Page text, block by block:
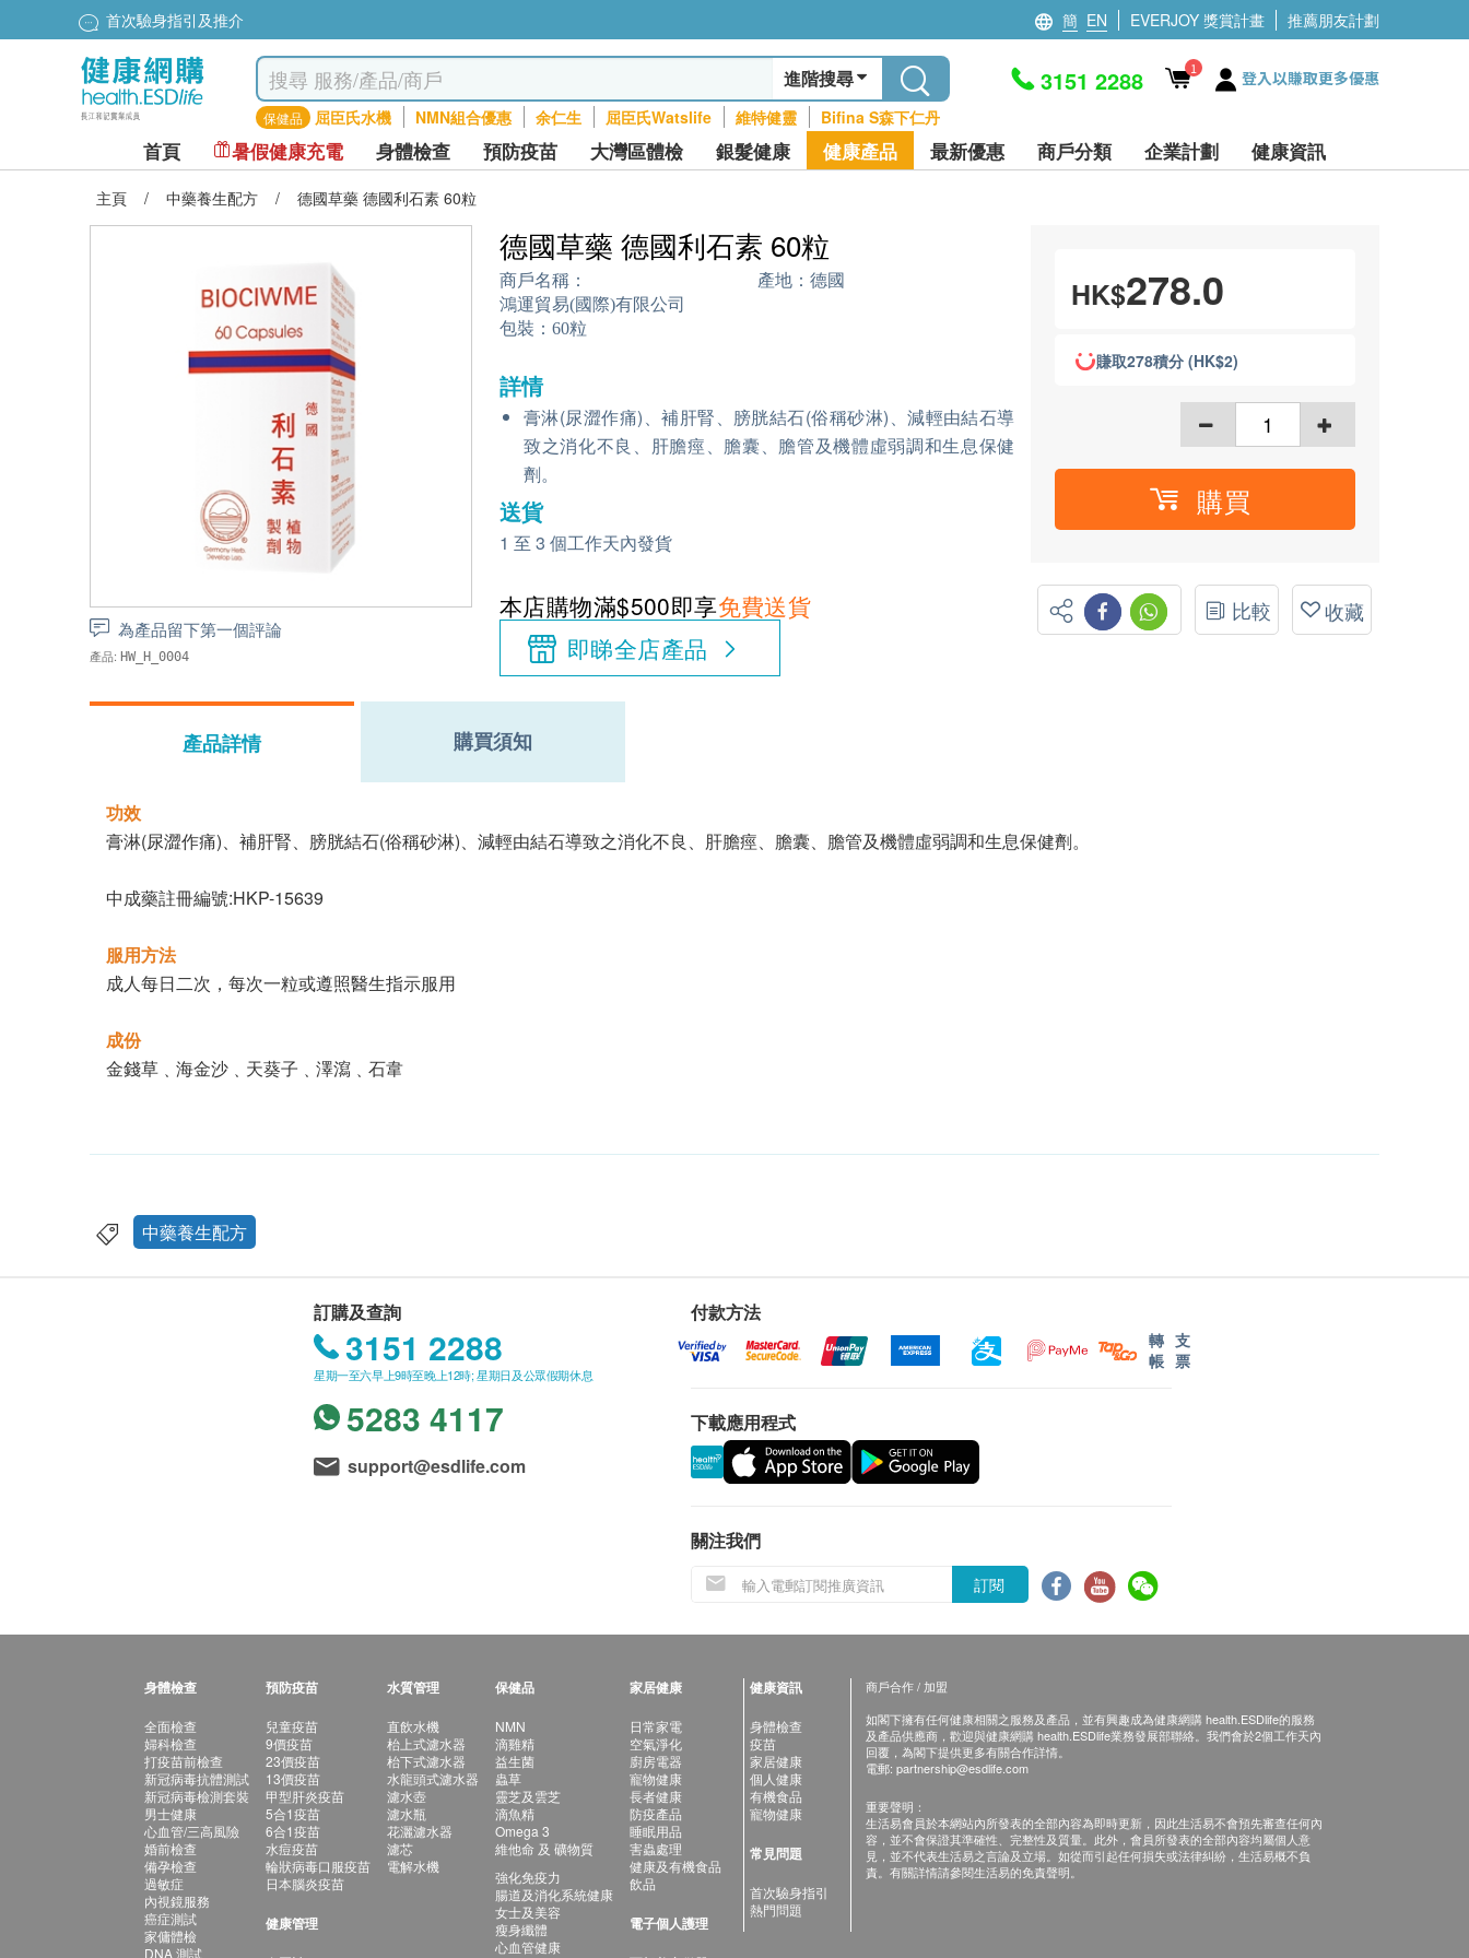
首次驗身指引及推介 簡 EN EVERJOY 獎賞計畫 推薦朋友計劃
進階搜尋
保健品 屈臣氏水機 NMN組合優惠 余仁生 屈臣氏Watslife 維特健靈 Bifina S森下仁丹
3151 2288 1 登入以賺取更多優惠
首頁 暑假健康充電 身體檢查 預防疫苗 大灣區體檢 銀髮健康 健康產品 最新優惠 商戶分類 企業計劃 健康資訊
主頁 / 中藥養生配方 / 德國草藥 德國利石素 60粒
為產品留下第一個評論
產品: HW_H_0004
德國草藥 德國利石素 60粒
商戶名稱：
鴻運貿易(國際)有限公司
產地： 德國
包裝： 60粒
詳情
膏淋(尿澀作痛)、補肝腎、膀胱結石(俗稱砂淋)、減輕由結石導
致之消化不良、肝膽痙、膽囊、膽管及機體虛弱調和生息保健
劑。
送貨
1 至 3 個工作天內發貨
本店購物滿$500即享免費送貨
即睇全店產品
HK$278.0
賺取278積分 (HK$2)
購買
比較 收藏
產品詳情 購買須知
功效
膏淋(尿澀作痛)、補肝腎、膀胱結石(俗稱砂淋)、減輕由結石導致之消化不良、肝膽痙、膽囊、膽管及機體虛弱調和生息保健劑。
中成藥註冊編號:HKP-15639
服用方法
成人每日二次，每次一粒或遵照醫生指示服用
成份
金錢草﹑海金沙﹑天葵子﹑澤瀉﹑石韋
中藥養生配方
訂購及查詢
3151 2288
星期一至六早上9時至晚上12時; 星期日及公眾假期休息
5283 4117
support@esdlife.com
付款方法
轉
帳
支
票
下載應用程式
關注我們
訂閱
身體檢查
全面檢查
婦科檢查
打疫苗前檢查
新冠病毒抗體測試
新冠病毒檢測套裝
男士健康
心血管/三高風險
婚前檢查
備孕檢查
過敏症
內視鏡服務
癌症測試
家傭體檢
DNA 測試
預防疫苗
兒童疫苗
9價疫苗
23價疫苗
13價疫苗
甲型肝炎疫苗
5合1疫苗
6合1疫苗
水痘疫苗
輪狀病毒口服疫苗
日本腦炎疫苗
健康管理
水質管理
直飲水機
枱上式濾水器
枱下式濾水器
水龍頭式濾水器
濾水壺
濾水瓶
花灑濾水器
濾芯
電解水機
保健品
NMN
滴雞精
益生菌
蟲草
靈芝及雲芝
滴魚精
Omega 3
維他命 及 礦物質
強化免疫力
腸道及消化系統健康
女士及美容
瘦身纖體
心血管健康
家居健康
日常家電
空氣淨化
廚房電器
寵物健康
長者健康
防疫產品
睡眠用品
害蟲處理
健康及有機食品
飲品
電子個人護理
健康資訊
身體檢查
疫苗
家居健康
個人健康
有機食品
寵物健康
常見問題
首次驗身指引
熱門問題
商戶合作 / 加盟
如閣下擁有任何健康相關之服務及產品，並有興趣成為健康網購 health.ESDlife的服務
及產品供應商，歡迎與健康網購 health.ESDlife業務發展部聯絡。我們會於2個工作天內
回覆，為閣下提供更多有關合作詳情。
電郵: partnership@esdlife.com
重要聲明：
生活易會員於本網站內所發表的全部內容為即時更新，因此生活易不會預先審查任何內
容，並不會保證其準確性、完整性及質量。此外，會員所發表的全部內容均屬個人意
見，並不代表生活易之言論及立場。如從而引起任何損失或法律糾紛，生活易概不負
責。有關詳情請參閱生活易的免責聲明。